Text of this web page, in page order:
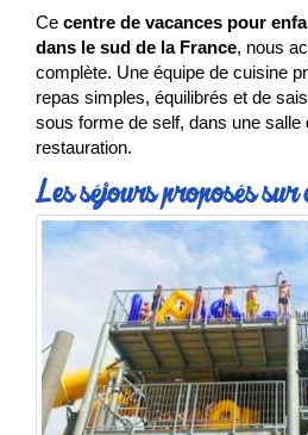
Ce centre de vacances pour
dans le sud de la France, nous
complète. Une équipe de cuisine
repas simples, équilibrés et de
sous forme de self, dans une salle
restauration.
Les séjours proposés sur